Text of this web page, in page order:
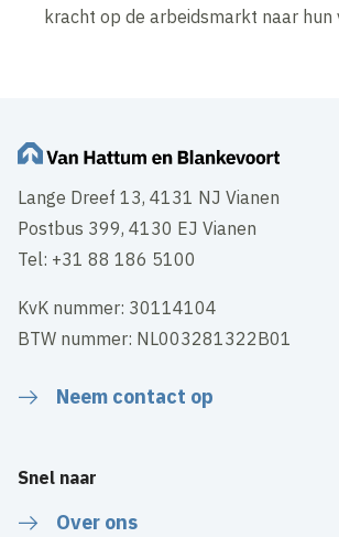
kracht op de arbeidsmarkt naar hun
Lange Dreef 13, 4131 NJ Vianen
Postbus 399, 4130 EJ Vianen
Tel: +31 88 186 5100
KvK nummer: 30114104
BTW nummer: NL003281322B01
Neem contact op
Snel naar
Over ons